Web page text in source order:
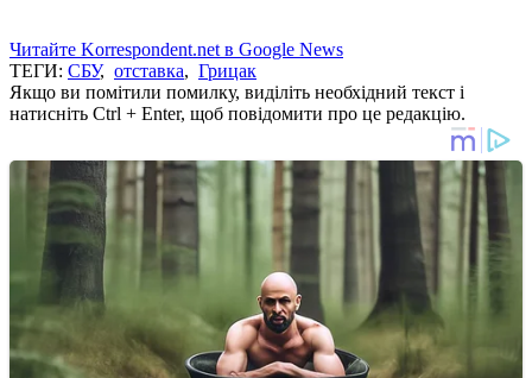
Читайте Korrespondent.net в Google News
ТЕГИ: СБУ, отставка, Грицак
Якщо ви помітили помилку, виділіть необхідний текст і
натисніть Ctrl + Enter, щоб повідомити про це редакцію.